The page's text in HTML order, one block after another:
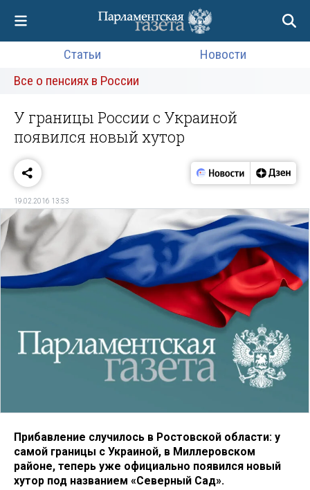
Статьи
Новости
Все о пенсиях в России
У границы России с Украиной
появился новый хутор
19.02.2016 13:53
Прибавление случилось в Ростовской области: у
самой границы с Украиной, в Миллеровском
районе, теперь уже официально появился новый
хутор под названием «Северный Сад».